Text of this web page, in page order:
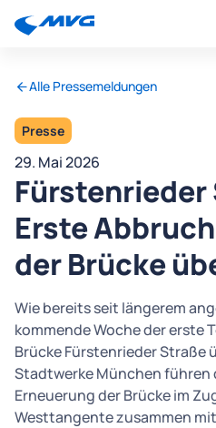
Alle Pressemeldungen
Presse
29. Mai 2026
Fürstenrieder
Erste
der Brücke
Wie bereits seit längerem
kommende Woche der erste
Brücke Fürstenrieder Straße
Stadtwerke München führen
Erneuerung der Brücke im
Westtangente zusammen